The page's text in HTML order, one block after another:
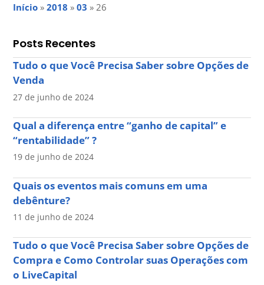
Início » 2018 » 03 » 26
Posts Recentes
Tudo o que Você Precisa Saber sobre Opções de
Venda
27 de junho de 2024
Qual a diferença entre “ganho de capital” e
“rentabilidade” ?
19 de junho de 2024
Quais os eventos mais comuns em uma
debênture?
11 de junho de 2024
Tudo o que Você Precisa Saber sobre Opções de
Compra e Como Controlar suas Operações com
o LiveCapital